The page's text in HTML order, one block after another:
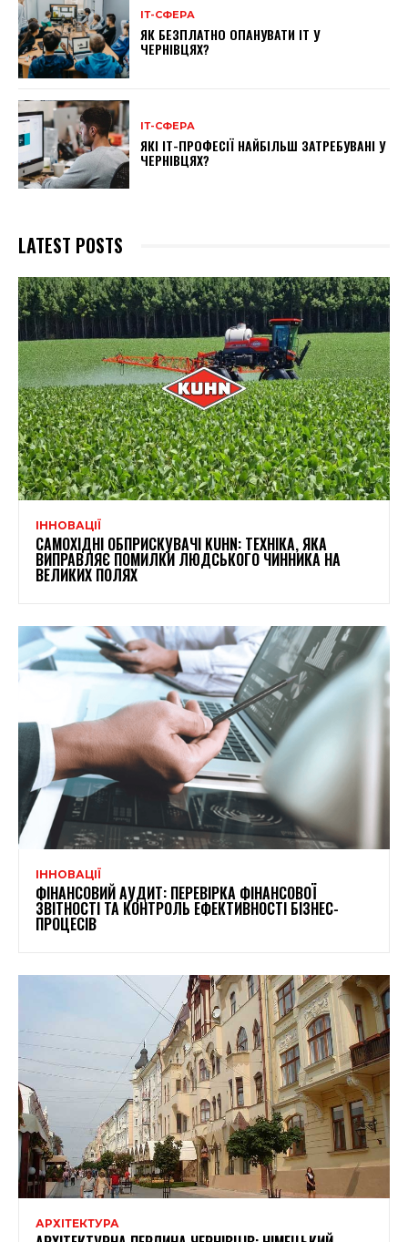
ІТ-СФЕРА
ЯК БЕЗПЛАТНО ОПАНУВАТИ ІТ У
ЧЕРНІВЦЯХ?
ІТ-СФЕРА
ЯКІ ІТ-ПРОФЕСІЇ НАЙБІЛЬШ ЗАТРЕБУВАНІ У
ЧЕРНІВЦЯХ?
LATEST POSTS
ІННОВАЦІЇ
САМОХІДНІ ОБПРИСКУВАЧІ KUHN: ТЕХНІКА, ЯКА
ВИПРАВЛЯЄ ПОМИЛКИ ЛЮДСЬКОГО ЧИННИКА НА
ВЕЛИКИХ ПОЛЯХ
ІННОВАЦІЇ
ФІНАНСОВИЙ АУДИТ: ПЕРЕВІРКА ФІНАНСОВОЇ
ЗВІТНОСТІ ТА КОНТРОЛЬ ЕФЕКТИВНОСТІ БІЗНЕС-
ПРОЦЕСІВ
АРХІТЕКТУРА